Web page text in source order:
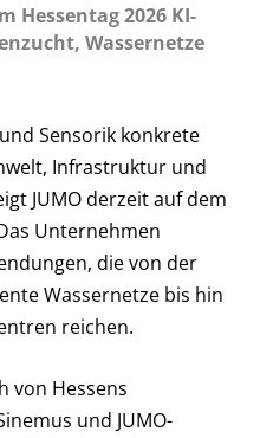
Hessentag 2026 KI-
Wassernetze
Sensorik konkrete
Infrastruktur und
JUMO derzeit auf dem
Unternehmen
die von der
Wassernetze bis hin
reichen.
von Hessens
und JUMO-